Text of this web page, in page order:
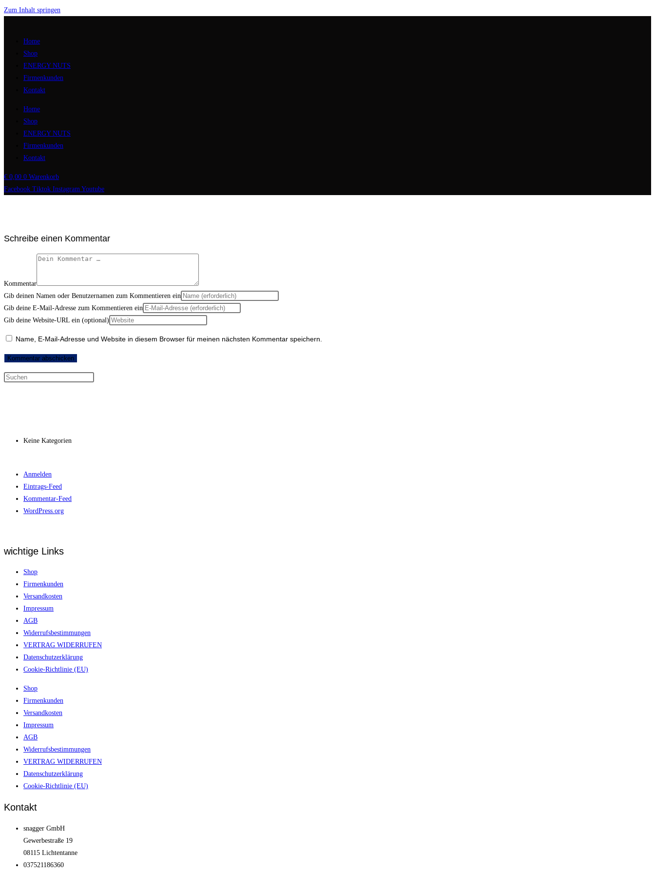
Zum Inhalt springen
Home
Shop
ENERGY NUTS
Firmenkunden
Kontakt
Home
Shop
ENERGY NUTS
Firmenkunden
Kontakt
€ 0,00 0 Warenkorb
Facebook Tiktok Instagram Youtube
Schreibe einen Kommentar
Kommentar
Gib deinen Namen oder Benutzernamen zum Kommentieren ein
Gib deine E-Mail-Adresse zum Kommentieren ein
Gib deine Website-URL ein (optional)
Name, E-Mail-Adresse und Website in diesem Browser für meinen nächsten Kommentar speichern.
Keine Kategorien
Anmelden
Eintrags-Feed
Kommentar-Feed
WordPress.org
wichtige Links
Shop
Firmenkunden
Versandkosten
Impressum
AGB
Widerrufsbestimmungen
VERTRAG WIDERRUFEN
Datenschutzerklärung
Cookie-Richtlinie (EU)
Shop
Firmenkunden
Versandkosten
Impressum
AGB
Widerrufsbestimmungen
VERTRAG WIDERRUFEN
Datenschutzerklärung
Cookie-Richtlinie (EU)
Kontakt
snagger GmbH
Gewerbestraße 19
08115 Lichtentanne
037521186360